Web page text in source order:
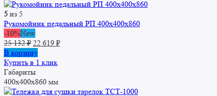
5 из 5
Рукомойник педальный РП 400x400x860
-10%New
25 132₽ Первоначальная
цена
составляла
25
132 ₽.
22 619 ₽Текущая
В корзину
Купить в 1 клик
Габариты
400x400x860 мм